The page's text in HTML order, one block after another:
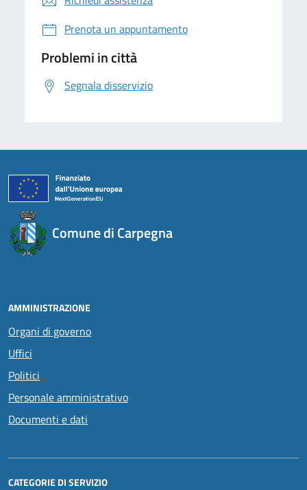
Prenota un appuntamento
Problemi in città
Segnala disservizio
Comune di Carpegna
AMMINISTRAZIONE
Organi di governo
Uffici
Politici
Personale amministrativo
Documenti e dati
CATEGORIE DI SERVIZIO